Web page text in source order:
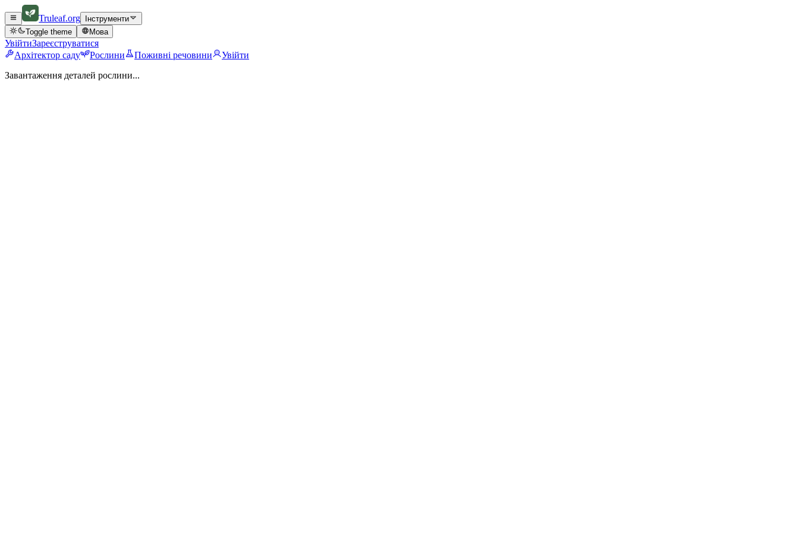
Truleaf.org
Інструменти
Toggle theme
Мова
УвійтиЗареєструватися
Архітектор саду
Рослини Поживні речовини
Увійти
Завантаження деталей рослини...